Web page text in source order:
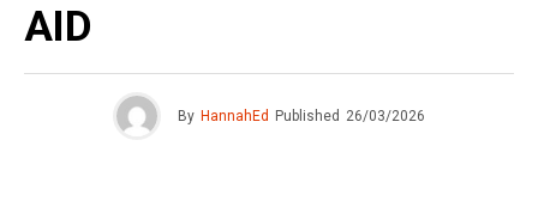
AID
By HannahEd Published 26/03/2026